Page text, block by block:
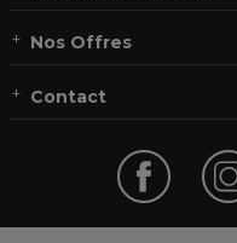
Nos Offres
Contact